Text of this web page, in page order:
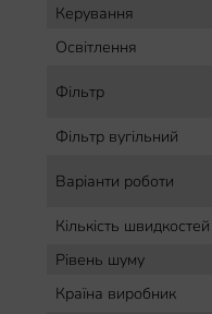
Керування
Освітлення
Фільтр
Фільтр вугільний
Варіанти роботи
Кількість швидкостей
Рівень шуму
Країна виробник